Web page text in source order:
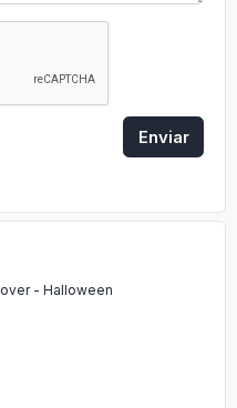
Enviar
- Halloween